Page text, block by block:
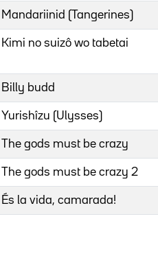
Mandariinid (Tangerines)
Kimi no suizô wo tabetai
Billy budd
Yurishîzu (Ulysses)
The gods must be crazy
The gods must be crazy 2
És la vida, camarada!